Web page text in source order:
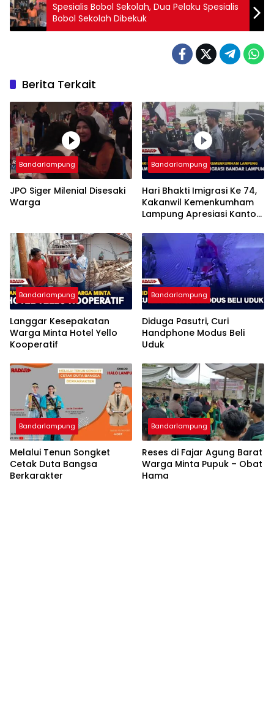
Spesialis Bobol Sekolah, Dua Pelaku Spesialis
Bobol Sekolah Dibekuk
Berita Terkait
Bandarlampung
JPO Siger Milenial Disesaki
Warga
Bandarlampung
Hari Bhakti Imigrasi Ke 74,
Kakanwil Kemenkumham
Lampung Apresiasi Kantor
Bandarlampung
Langgar Kesepakatan
Warga Minta Hotel Yello
Kooperatif
Bandarlampung
Diduga Pasutri, Curi
Handphone Modus Beli
Uduk
Bandarlampung
Melalui Tenun Songket
Cetak Duta Bangsa
Berkarakter
Bandarlampung
Reses di Fajar Agung Barat
Warga Minta Pupuk – Obat
Hama